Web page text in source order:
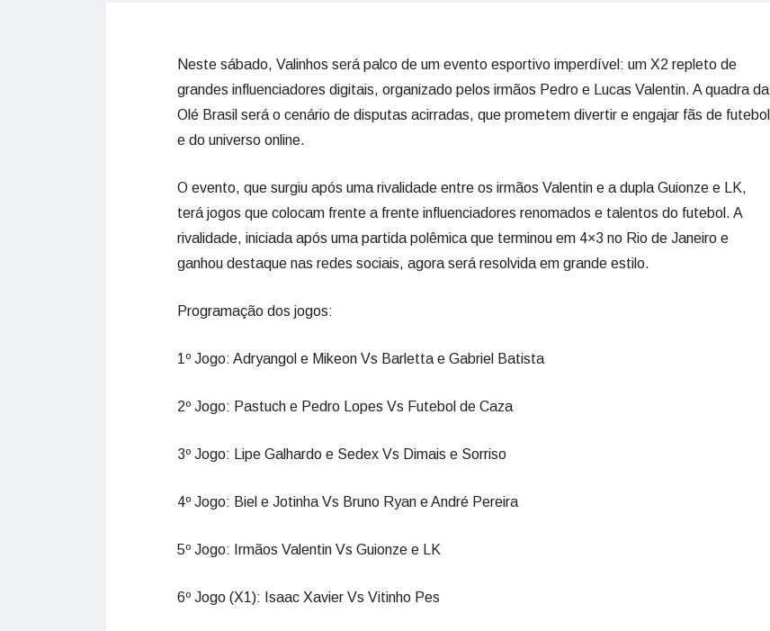
Neste sábado, Valinhos será palco de um evento esportivo imperdível: um X2 repleto de
grandes influenciadores digitais, organizado pelos irmãos Pedro e Lucas Valentin. A quadra da
Olé Brasil será o cenário de disputas acirradas, que prometem divertir e engajar fãs de futebol
e do universo online.
O evento, que surgiu após uma rivalidade entre os irmãos Valentin e a dupla Guionze e LK,
terá jogos que colocam frente a frente influenciadores renomados e talentos do futebol. A
rivalidade, iniciada após uma partida polêmica que terminou em 4×3 no Rio de Janeiro e
ganhou destaque nas redes sociais, agora será resolvida em grande estilo.
Programação dos jogos:
1º Jogo: Adryangol e Mikeon Vs Barletta e Gabriel Batista
2º Jogo: Pastuch e Pedro Lopes Vs Futebol de Caza
3º Jogo: Lipe Galhardo e Sedex Vs Dimais e Sorriso
4º Jogo: Biel e Jotinha Vs Bruno Ryan e André Pereira
5º Jogo: Irmãos Valentin Vs Guionze e LK
6º Jogo (X1): Isaac Xavier Vs Vitinho Pes